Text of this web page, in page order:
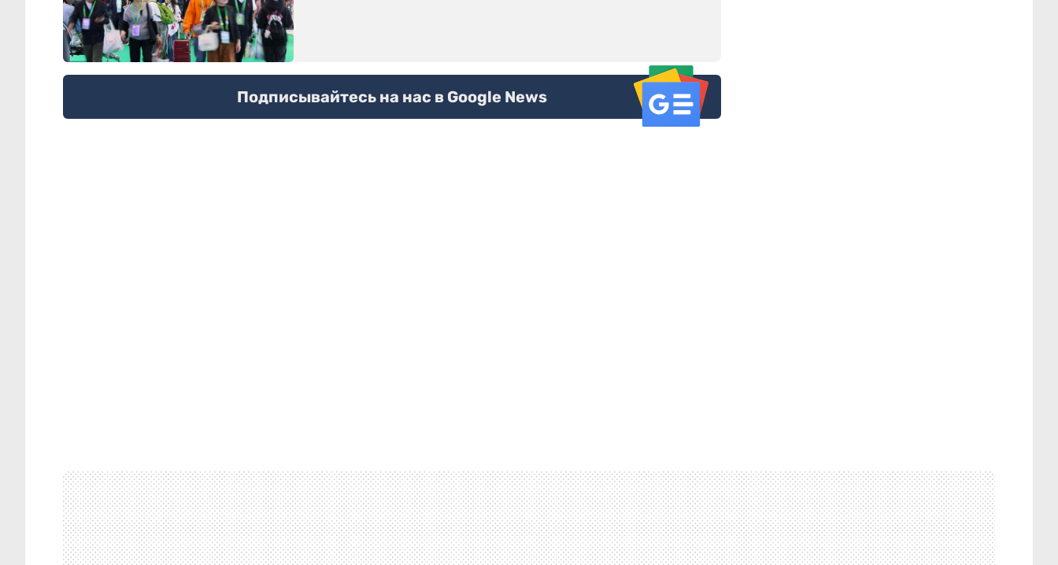
Подписывайтесь на нас в Google News